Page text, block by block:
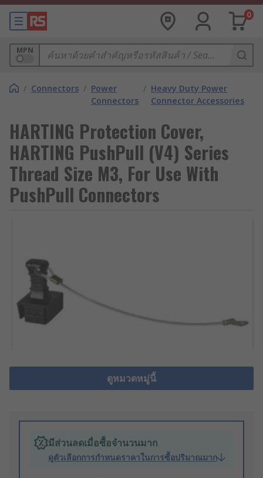
0
MPN
/ Connectors / Power
Connectors
/ Heavy Duty Power
Connector Accessories
HARTING Protection Cover,
HARTING PushPull (V4) Series
Thread Size M3, For Use With
PushPull Connectors
ดูหมวดหมู่นี้
มีส่วนลดเมื่อซื้อจำนวนมาก
ดูตัวเลือกการกำหนดราคาในการซื้อปริมาณมาก